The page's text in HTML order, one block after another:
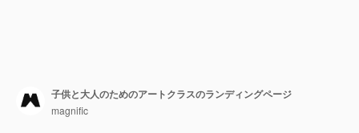
子供と大人のためのアートクラスのランディングページ
magnific